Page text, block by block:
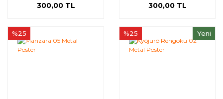
300,00 TL 300,00 TL
%25 Yeni
%25